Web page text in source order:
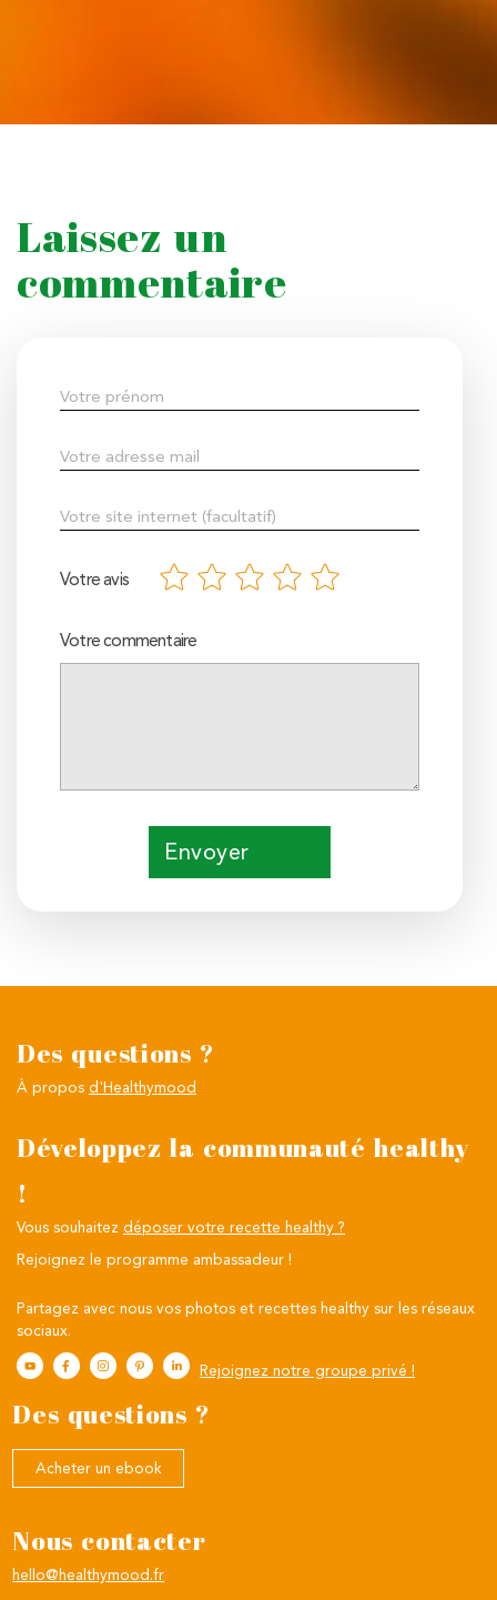
Laissez un
commentaire
Votre avis
Votre commentaire
Envoyer
Des questions ?
À propos d'Healthymood
Développez la communauté healthy
!
Vous souhaitez déposer votre recette healthy ?
Rejoignez le programme ambassadeur !
Partagez avec nous vos photos et recettes healthy sur les réseaux
sociaux.
Rejoignez notre groupe privé !
Des questions ?
Acheter un ebook
Nous contacter
hello@healthymood.fr